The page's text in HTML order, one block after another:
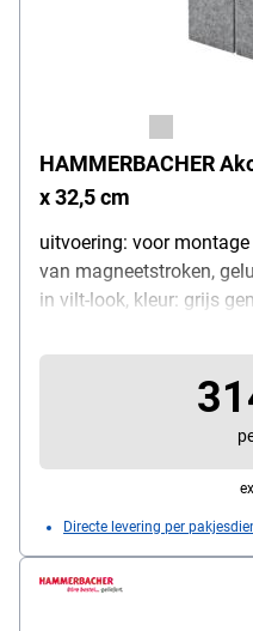
HAMMERBACHER
x 32,5 cm
uitvoering: voor
van magneetstroken,
in vilt-look, kleur: grijs
32,5 cm, compatibel met
meubelprogramma's
Directe levering per